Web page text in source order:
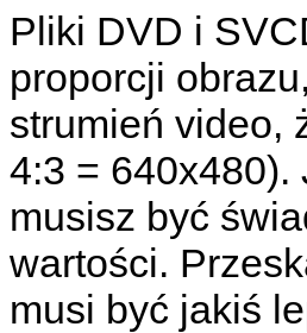
Pliki DVD i
proporcji
strumień video,
4:3 = 640x480).
musisz być
wartości.
musi być jakiś